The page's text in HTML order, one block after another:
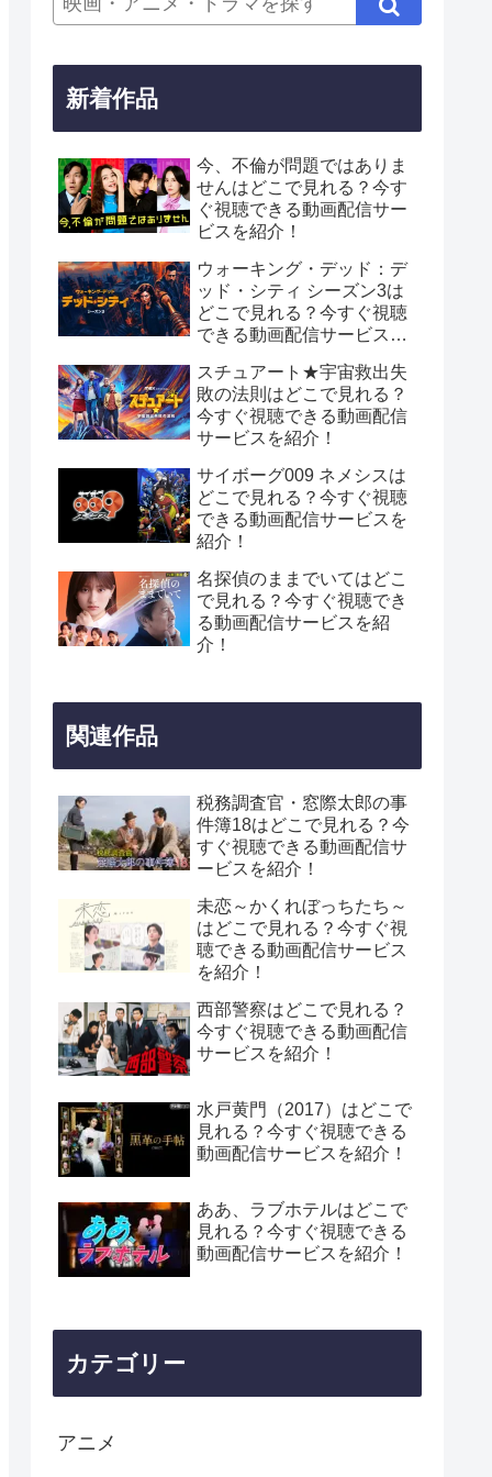
新着作品
今、不倫が問題ではありま
せんはどこで見れる？今す
ぐ視聴できる動画配信サー
ビスを紹介！
ウォーキング・デッド：デ
ッド・シティ シーズン3は
どこで見れる？今すぐ視聴
できる動画配信サービスを
スチュアート★宇宙救出失
敗の法則はどこで見れる？
今すぐ視聴できる動画配信
サービスを紹介！
サイボーグ009 ネメシスは
どこで見れる？今すぐ視聴
できる動画配信サービスを
紹介！
名探偵のままでいてはどこ
で見れる？今すぐ視聴でき
る動画配信サービスを紹
介！
関連作品
税務調査官・窓際太郎の事
件簿18はどこで見れる？今
すぐ視聴できる動画配信サ
ービスを紹介！
未恋～かくれぼっちたち～
はどこで見れる？今すぐ視
聴できる動画配信サービス
を紹介！
西部警察はどこで見れる？
今すぐ視聴できる動画配信
サービスを紹介！
水戸黄門（2017）はどこで
見れる？今すぐ視聴できる
動画配信サービスを紹介！
ああ、ラブホテルはどこで
見れる？今すぐ視聴できる
動画配信サービスを紹介！
カテゴリー
アニメ